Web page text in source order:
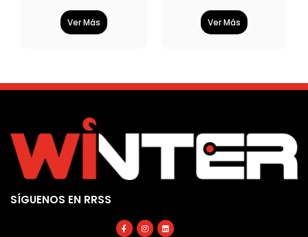
Ver Más Ver Más
SÍGUENOS EN RRSS
Facebook-
f
Instagram
Linkedin